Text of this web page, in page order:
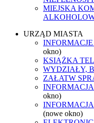
MIEJSKA
URZĄD MIASTA
okno)
KSIĄŻKA
WYDZIAŁY,
ZAŁATW
okno)
(nowe okno)